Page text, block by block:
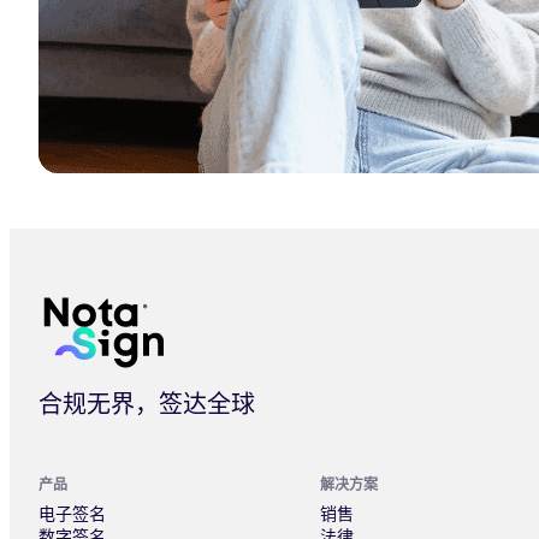
合规无界，签达全球
产品
电子签名
解决方案
销售